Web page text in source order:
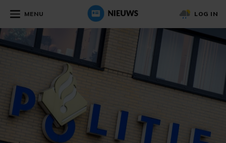
MENU LOG IN